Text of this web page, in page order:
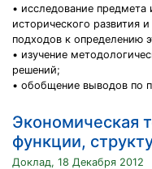
• исследование
исторического развития
подходов к определению
• изучение
решений;
• обобщение выводов по
Экономическая
функции,
Доклад, 18 Декабря 2012